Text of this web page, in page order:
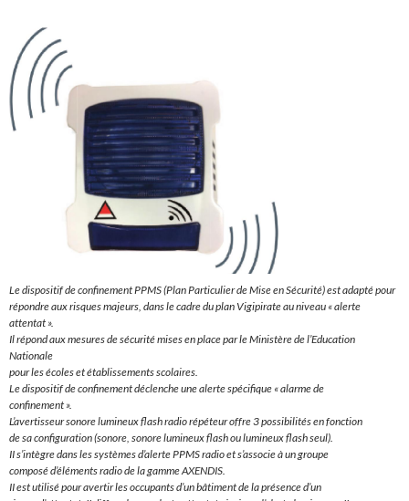
Le dispositif de confinement PPMS (Plan Particulier de Mise en Sécurité) est adapté pour
répondre aux risques majeurs, dans le cadre du plan Vigipirate au niveau « alerte
attentat ».
Il répond aux mesures de sécurité mises en place par le Ministère de l’Education
Nationale
pour les écoles et établissements scolaires.
Le dispositif de confinement déclenche une alerte spécifique « alarme de
confinement ».
L’avertisseur sonore lumineux flash radio répéteur offre 3 possibilités en fonction
de sa configuration (sonore, sonore lumineux flash ou lumineux flash seul).
II s’intègre dans les systèmes d’alerte PPMS radio et s’associe à un groupe
composé d’éléments radio de la gamme AXENDIS.
II est utilisé pour avertir les occupants d’un bâtiment de la présence d’un